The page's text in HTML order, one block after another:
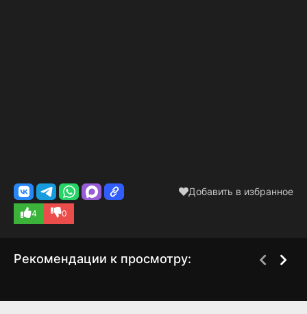
Добавить в избранное
4 0
Рекомендации к просмотру: